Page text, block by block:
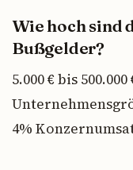
Wie hoch sind
Bußgelder?
5.000 € bis
4%